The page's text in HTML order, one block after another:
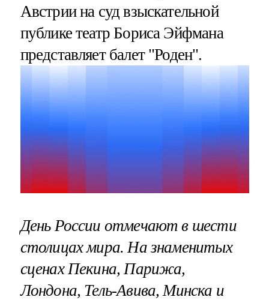
Австрии на суд взыскательной
публике театр Бориса Эйфмана
представляет балет "Роден".
День России отмечают в шести
столицах мира. На знаменитых
сценах Пекина, Парижа,
Лондона, Тель-Авива, Минска и